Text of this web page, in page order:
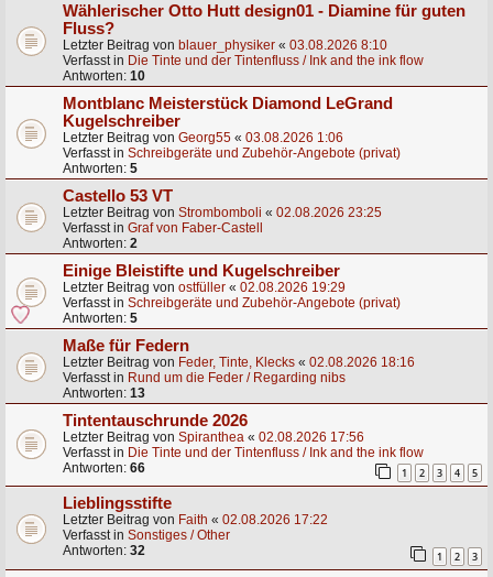
Wählerischer Otto Hutt design01 - Diamine für guten
Fluss?
Letzter Beitrag von blauer_physiker « 03.08.2026 8:10
Verfasst in Die Tinte und der Tintenfluss / Ink and the ink flow
Antworten: 10
Montblanc Meisterstück Diamond LeGrand
Kugelschreiber
Letzter Beitrag von Georg55 « 03.08.2026 1:06
Verfasst in Schreibgeräte und Zubehör-Angebote (privat)
Antworten: 5
Castello 53 VT
Letzter Beitrag von Strombomboli « 02.08.2026 23:25
Verfasst in Graf von Faber-Castell
Antworten: 2
Einige Bleistifte und Kugelschreiber
Letzter Beitrag von ostfüller « 02.08.2026 19:29
Verfasst in Schreibgeräte und Zubehör-Angebote (privat)
Antworten: 5
Maße für Federn
Letzter Beitrag von Feder, Tinte, Klecks « 02.08.2026 18:16
Verfasst in Rund um die Feder / Regarding nibs
Antworten: 13
Tintentauschrunde 2026
Letzter Beitrag von Spiranthea « 02.08.2026 17:56
Verfasst in Die Tinte und der Tintenfluss / Ink and the ink flow
Antworten: 66 1 2 3 4 5
Lieblingsstifte
Letzter Beitrag von Faith « 02.08.2026 17:22
Verfasst in Sonstiges / Other
Antworten: 32 1 2 3